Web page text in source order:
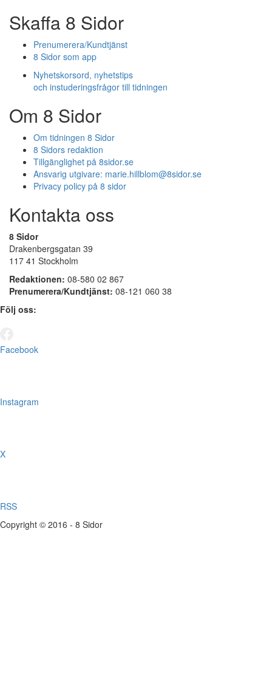
Skaffa 8 Sidor
Prenumerera/Kundtjänst
8 Sidor som app
Nyhetskorsord, nyhetstips
och instuderingsfrågor till tidningen
Om 8 Sidor
Om tidningen 8 Sidor
8 Sidors redaktion
Tillgänglighet på 8sidor.se
Ansvarig utgivare: marie.hillblom@8sidor.se
Privacy policy på 8 sidor
Kontakta oss
8 Sidor
Drakenbergsgatan 39
117 41 Stockholm
Redaktionen: 08-580 02 867
Prenumerera/Kundtjänst: 08-121 060 38
Följ oss:
Facebook
Instagram
X
RSS
Copyright © 2016 - 8 Sidor